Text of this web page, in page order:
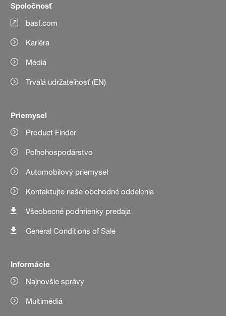
Spoločnosť
basf.com
Kariéra
Médiá
Trvalá udržateľnosť (EN)
Priemysel
Product Finder
Poľnohospodárstvo
Automobilový priemysel
Kontaktujte naše obchodné oddelenia
Všeobecné podmienky predaja
General Conditions of Sale
Informácie
Najnovšie správy
Multimédiá